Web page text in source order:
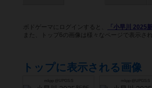
ボドゲーマにログインすると、 「小早川 2025
また、トップ6の画像は様々なページで表示され
トップに表示される画像